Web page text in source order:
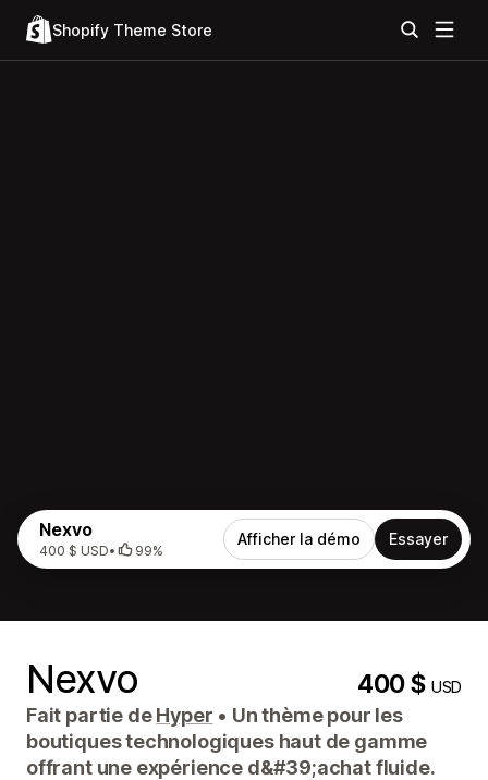
Shopify Theme Store
Nexvo
400 $ USD• 99%
Afficher la démo Essayer
Nexvo 400 $USD
Fait partie deHyper • Un thème pour les
boutiques technologiques haut de gamme
offrant une expérience d&#39;achat fluide.